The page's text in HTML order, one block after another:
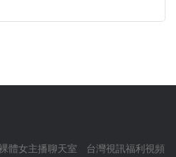
體女主播聊天室
台灣視訊福利視頻